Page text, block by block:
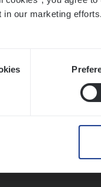
our marketing efforts.
People
Insurance